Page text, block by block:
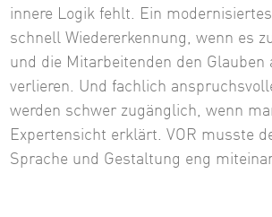
innere Logik fehlt. Ein
schnell Wiedererkennung, wenn es
und die Mitarbeitenden den Glauben
verlieren. Und fachlich
werden schwer zugänglich, wenn
Expertensicht erklärt. VOR musste
Sprache und Gestaltung eng